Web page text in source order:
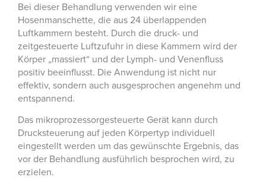
Bei dieser Behandlung verwenden wir eine
Hosenmanschette, die aus 24 überlappenden
Luftkammern besteht. Durch die druck- und
zeitgesteuerte Luftzufuhr in diese Kammern wird der
Körper „massiert“ und der Lymph- und Venenfluss
positiv beeinflusst. Die Anwendung ist nicht nur
effektiv, sondern auch ausgesprochen angenehm und
entspannend.
Das mikroprozessorgesteuerte Gerät kann durch
Drucksteuerung auf jeden Körpertyp individuell
eingestellt werden um das gewünschte Ergebnis, das
vor der Behandlung ausführlich besprochen wird, zu
erzielen.